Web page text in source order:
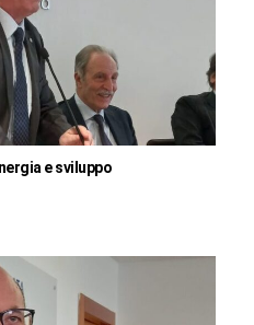
e sviluppo